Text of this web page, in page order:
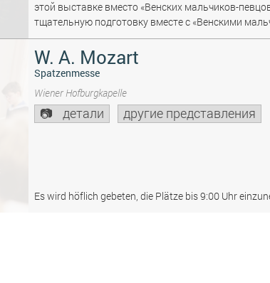
этой выставке вместо «Венских мальчиков-
тщательную подготовку вместе с «Венскими
W. A. Mozart
Spatzenmesse
Wiener Hofburgkapelle
детали другие представления
Es wird höflich gebeten, die Plätze bis 9:00 Uhr